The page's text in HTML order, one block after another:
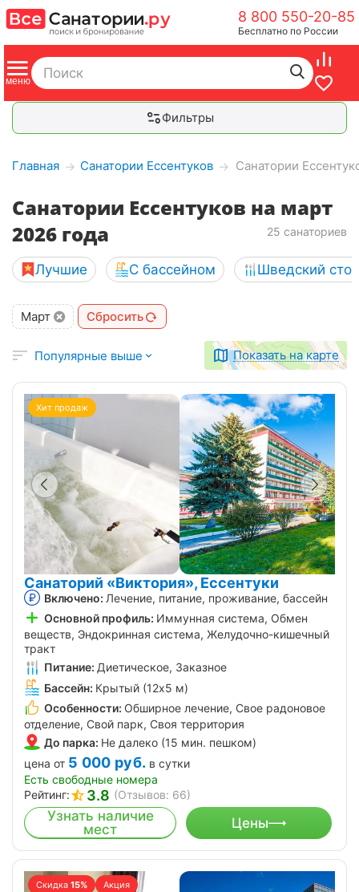
8 800 550-20-85
Бесплатно по России
Фильтры
Главная → Санатории Ессентуков → Санатории
Санатории Ессентуков на март
2026 года
25 санаториев
Лучшие С бассейном Шведский стол
Март Сбросить
Популярные выше Показать на карте
Хит продаж
Санаторий «Виктория», Ессентуки
Включено: Лечение, питание, проживание, бассейн
Основной профиль: Иммунная система, Обмен
веществ, Эндокринная система, Желудочно-кишечный
тракт
Питание: Диетическое, Заказное
Бассейн: Крытый (12х5 м)
Особенности: Обширное лечение, Свое радоновое
отделение, Свой парк, Своя территория
До парка: Не далеко (15 мин. пешком)
цена от 5 000 руб. в сутки
Есть свободные номера
Рейтинг:
3.8 (Отзывов: 66)
Узнать наличие
мест
Цены
Скидка 15% Акция